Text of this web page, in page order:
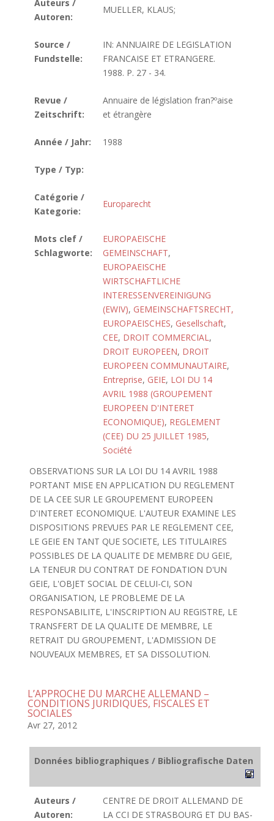
Auteurs /
Autoren:
MUELLER, KLAUS;
Source /
Fundstelle:
IN: ANNUAIRE DE LEGISLATION
FRANCAISE ET ETRANGERE.
1988. P. 27 - 34.
Revue /
Zeitschrift:
Annuaire de législation fran?ºaise
et étrangère
Année / Jahr: 1988
Type / Typ:
Catégorie /
Kategorie:
Europarecht
Mots clef /
Schlagworte:
EUROPAEISCHE
GEMEINSCHAFT,
EUROPAEISCHE
WIRTSCHAFTLICHE
INTERESSENVEREINIGUNG
(EWIV), GEMEINSCHAFTSRECHT,
EUROPAEISCHES, Gesellschaft,
CEE, DROIT COMMERCIAL,
DROIT EUROPEEN, DROIT
EUROPEEN COMMUNAUTAIRE,
Entreprise, GEIE, LOI DU 14
AVRIL 1988 (GROUPEMENT
EUROPEEN D'INTERET
ECONOMIQUE), REGLEMENT
(CEE) DU 25 JUILLET 1985,
Société
OBSERVATIONS SUR LA LOI DU 14 AVRIL 1988
PORTANT MISE EN APPLICATION DU REGLEMENT
DE LA CEE SUR LE GROUPEMENT EUROPEEN
D'INTERET ECONOMIQUE. L'AUTEUR EXAMINE LES
DISPOSITIONS PREVUES PAR LE REGLEMENT CEE,
LE GEIE EN TANT QUE SOCIETE, LES TITULAIRES
POSSIBLES DE LA QUALITE DE MEMBRE DU GEIE,
LA TENEUR DU CONTRAT DE FONDATION D'UN
GEIE, L'OBJET SOCIAL DE CELUI-CI, SON
ORGANISATION, LE PROBLEME DE LA
RESPONSABILITE, L'INSCRIPTION AU REGISTRE, LE
TRANSFERT DE LA QUALITE DE MEMBRE, LE
RETRAIT DU GROUPEMENT, L'ADMISSION DE
NOUVEAUX MEMBRES, ET SA DISSOLUTION.
L’APPROCHE DU MARCHE ALLEMAND –
CONDITIONS JURIDIQUES, FISCALES ET
SOCIALES
Avr 27, 2012
Données bibliographiques / Bibliografische Daten
Auteurs /
Autoren:
CENTRE DE DROIT ALLEMAND DE
LA CCI DE STRASBOURG ET DU BAS-